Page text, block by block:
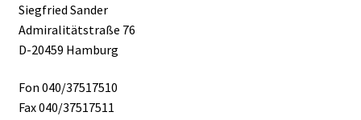
Siegfried Sander
Admiralitätstraße 76
D-20459 Hamburg
Fon 040/37517510
Fax 040/37517511